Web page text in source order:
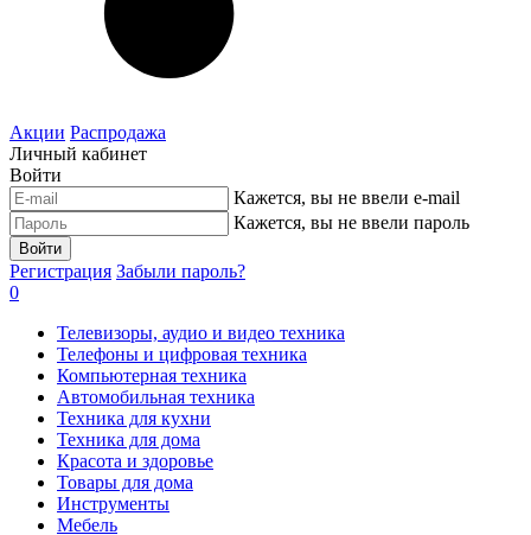
Акции Распродажа
Личный кабинет
Войти
Кажется, вы не ввели e-mail
Кажется, вы не ввели пароль
Войти
Регистрация Забыли пароль?
0
Телевизоры, аудио и видео техника
Телефоны и цифровая техника
Компьютерная техника
Автомобильная техника
Техника для кухни
Техника для дома
Красота и здоровье
Товары для дома
Инструменты
Мебель